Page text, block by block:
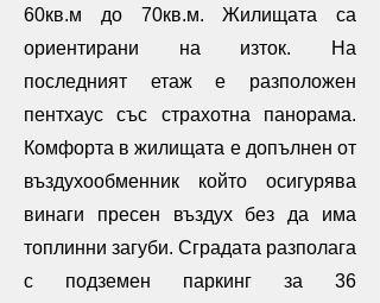
60кв.м до 70кв.м. Жилищата са
ориентирани на изток. На
последният етаж е разположен
пентхаус със страхотна панорама.
Комфорта в жилищата е допълнен от
въздухообменник който осигурява
винаги пресен въздух без да има
топлинни загуби. Сградата разполага
с подземен паркинг за 36